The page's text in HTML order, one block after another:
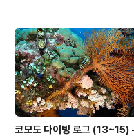
코모도 다이빙 로그 (13~15)